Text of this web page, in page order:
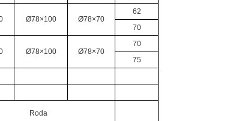
Ø78×100 Ø78×70
62
70
Ø78×100 Ø78×70
70
75
Roda